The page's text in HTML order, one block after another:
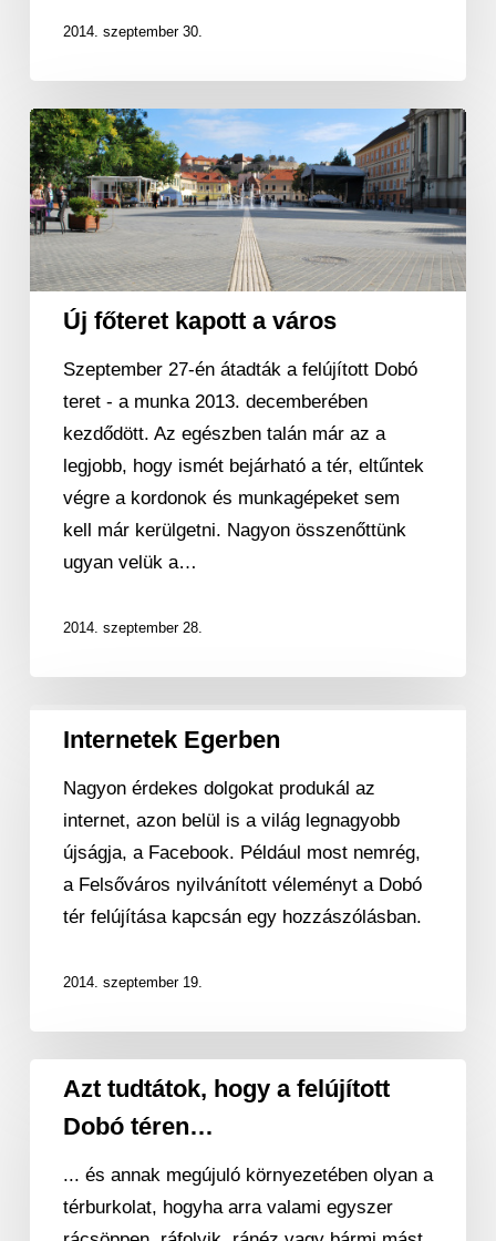
2014. szeptember 30.
Új
főteret
kapott
a
város
Új főteret kapott a város
Szeptember 27-én átadták a felújított Dobó
teret - a munka 2013. decemberében
kezdődött. Az egészben talán már az a
legjobb, hogy ismét bejárható a tér, eltűntek
végre a kordonok és munkagépeket sem
kell már kerülgetni. Nagyon összenőttünk
ugyan velük a…
2014. szeptember 28.
Egerben
Internetek Egerben
Nagyon érdekes dolgokat produkál az
internet, azon belül is a világ legnagyobb
újságja, a Facebook. Például most nemrég,
a Felsőváros nyilvánított véleményt a Dobó
tér felújítása kapcsán egy hozzászólásban.
2014. szeptember 19.
hogy
felújított
Dobó
Azt tudtátok, hogy a felújított
Dobó téren…
... és annak megújuló környezetében olyan a
térburkolat, hogyha arra valami egyszer